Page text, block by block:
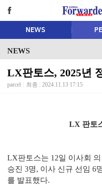
NEWS
NEWS
LX판토스, 2025년
parcel 최종 : 2024.11.13 17:15
LX 판토
LX판토스는 12일 이사회
승진 3명, 이사 신규 선임 6
를 발표했다.